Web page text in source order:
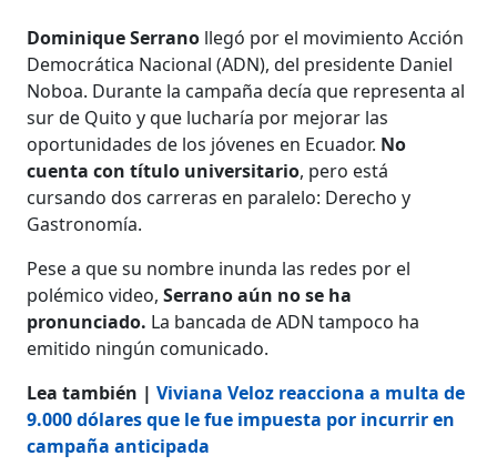
Dominique Serrano llegó por el movimiento Acción
Democrática Nacional (ADN), del presidente Daniel
Noboa. Durante la campaña decía que representa al
sur de Quito y que lucharía por mejorar las
oportunidades de los jóvenes en Ecuador. No
cuenta con título universitario, pero está
cursando dos carreras en paralelo: Derecho y
Gastronomía.
Pese a que su nombre inunda las redes por el
polémico video,Serrano aún no se ha
pronunciado. La bancada de ADN tampoco ha
emitido ningún comunicado.
Lea también |Viviana Veloz reacciona a multa de
9.000 dólares que le fue impuesta por incurrir en
campaña anticipada